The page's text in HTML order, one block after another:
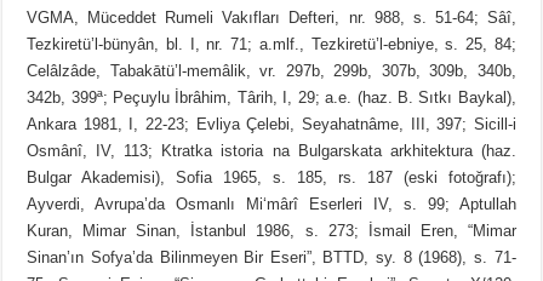
VGMA, Müceddet Rumeli Vakıfları Defteri, nr. 988, s. 51-64; Sâî,
Tezkiretü’l-bünyân, bl. I, nr. 71; a.mlf., Tezkiretü’l-ebniye, s. 25, 84;
Celâlzâde, Tabakātü’l-memâlik, vr. 297b, 299b, 307b, 309b, 340b,
342b, 399ª; Peçuylu İbrâhim, Târih, I, 29; a.e. (haz. B. Sıtkı Baykal),
Ankara 1981, I, 22-23; Evliya Çelebi, Seyahatnâme, III, 397; Sicill-i
Osmânî, IV, 113; Ktratka istoria na Bulgarskata arkhitektura (haz.
Bulgar Akademisi), Sofia 1965, s. 185, rs. 187 (eski fotoğrafı);
Ayverdi, Avrupa’da Osmanlı Mi‘mârî Eserleri IV, s. 99; Aptullah
Kuran, Mimar Sinan, İstanbul 1986, s. 273; İsmail Eren, “Mimar
Sinan’ın Sofya’da Bilinmeyen Bir Eseri”, BTTD, sy. 8 (1968), s. 71-